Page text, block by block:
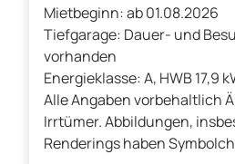
Mietbeginn: ab 01.08.2026
Tiefgarage: Dauer- und
vorhanden
Energieklasse: A, HWB 17,9
Alle Angaben vorbehaltlich
Irrtümer. Abbildungen,
Renderings haben